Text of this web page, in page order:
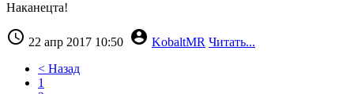
Наканецта!
 22 апр 2017 10:50  KobaltMR Читать...
< Назад
1